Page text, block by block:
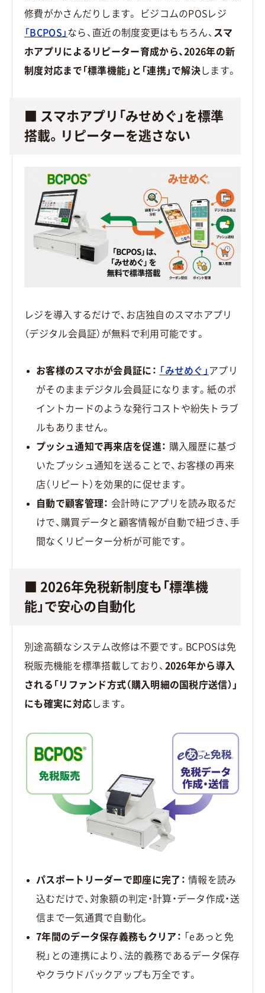
修費がかさんだりします。 ビジコムのPOSレジ
「BCPOS」 なら、直近の制度変更はもちろん、 スマ
ホアプリによるリピーター育成から、2026年の新
制度対応まで「標準機能」と「連携」で解決します。
■ スマホアプリ「みせめぐ」を標準
搭載。リピーターを逃さない
レジを導入するだけで、お店独自のスマホアプリ
（デジタル会員証）が無料で利用可能です。
お客様のスマホが会員証に： 「みせめぐ」 アプリ
がそのままデジタル会員証になります。紙のポ
イントカードのような発行コストや紛失トラブ
ルもありません。
プッシュ通知で再来店を促進： 購入履歴に基づ
いたプッシュ通知を送ることで、お客様の再来
店（リピート）を効果的に促せます。
自動で顧客管理： 会計時にアプリを読み取るだ
けで、購買データと顧客情報が自動で紐づき、手
間なくリピーター分析が可能です。
■ 2026年免税新制度も「標準機
能」で安心の自動化
別途高額なシステム改修は不要です。BCPOSは免
税販売機能を標準搭載しており、 2026年から導入
される「リファンド方式（購入明細の国税庁送信）」
にも確実に対応します。
パスポートリーダーで即座に完了： 情報を読み
込むだけで、対象額の判定・計算・データ作成・送
信まで一気通貫で自動化。
7年間のデータ保存義務もクリア： 「eあっと免
税」との連携により、法的義務であるデータ保存
やクラウドバックアップも万全です。